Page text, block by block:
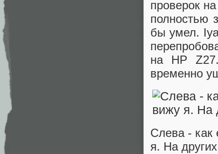
проверок
полностью
бы умел.
на HP
временно
Слева - как
я. На